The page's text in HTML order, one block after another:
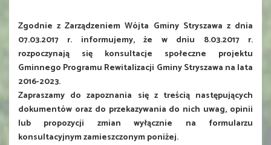
Zgodnie z Zarządzeniem Wójta Gminy Stryszawa z dnia
07.03.2017 r. informujemy, że w dniu 8.03.2017 r.
rozpoczynają się konsultacje społeczne projektu
Gminnego Programu Rewitalizacji Gminy Stryszawa na lata
2016-2023.
Zapraszamy do zapoznania się z treścią następujących
dokumentów oraz do przekazywania do nich uwag, opinii
lub propozycji zmian wyłącznie na formularzu
konsultacyjnym zamieszczonym poniżej.